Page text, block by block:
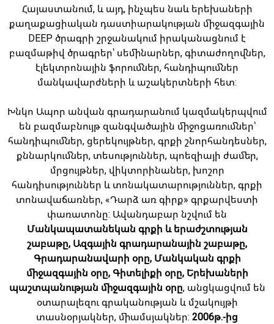
Հայաստանում, և այդ, ինչպես նաև երեխաների
քաղաքացիական դաստիարակության միջազգային
DEEP ծրագրի շրջանակում իրականացնում է
բազմաթիվ ծրագրեր՝ սեմինարներ, գիտաժողովներ,
էլեկտրոնային ֆորումներ, հանդիպումներ
մանկավարժների և աշակերտների հետ:
Խնկո Ապոր անվան գրադարանում կազմակերպվում
են բազմաբնույթ զանգվածային միջոցառումներ՝
հանդիպումներ, ցերեկույթներ, գրքի շնորհանդեսներ,
քննարկումներ, տեսություններ, պոեզիայի ժամեր,
մրցույթներ, վիկտորինաներ, խոշոր
հանդիսություններ և տոնակատարություններ, գրքի
տոնավաճառներ, «Դարձ առ գիրք» գրքարվեստի
փառատոնը: Ավանդաբար նշվում են
Մանկապատանեկան գրքի և երաժշտության
շաբաթը, Ազգային գրադարանային շաբաթը,
Գրադարանավարի օրը, Մանկական գրքի
միջազգային օրը, Գիտելիքի օրը, Երեխաների
պաշտպանության միջազգային օրը, անցկացվում են
օտարալեզու գրականության և մշակույթի
տասնօրյակներ, միամսյակներ: 2006թ.-ից